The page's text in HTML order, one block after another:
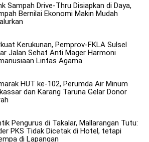
Sampah Drive-Thru Disiapkan di Daya,
Bernilai Ekonomi Makin Mudah
Kerukunan, Pemprov-FKLA Sulsel
Jalan Sehat Anti Mager Harmoni
Lintas Agama
HUT ke-102, Perumda Air Minum
dan Karang Taruna Gelar Donor
Pengurus di Takalar, Mallarangan Tutu:
PKS Tidak Dicetak di Hotel, tetapi
di Lapangan